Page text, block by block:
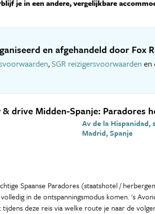
je in een andere, vergelijkbare
en afgehandeld door Fox
,SGR reizigersvoorwaarden en
& drive Midden-Spanje: Paradores
Av de la Hispanidad,
Madrid, Spanje
Spaanse Paradores (staatshotel /
in de ontspanningsmodus komen. 's
deze reis via welke route je naar de